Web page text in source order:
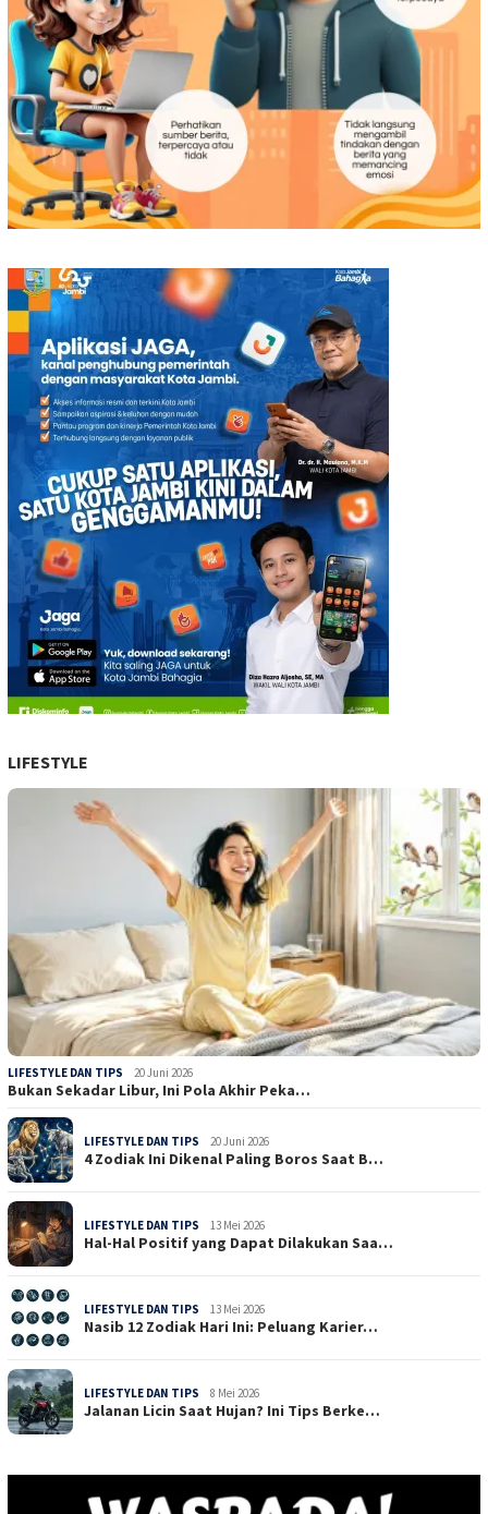
LIFESTYLE
LIFESTYLE DAN TIPS 20 Juni 2026
Bukan Sekadar Libur, Ini Pola Akhir Peka…
LIFESTYLE DAN TIPS 20 Juni 2026
4 Zodiak Ini Dikenal Paling Boros Saat B…
LIFESTYLE DAN TIPS 13 Mei 2026
Hal-Hal Positif yang Dapat Dilakukan Saa…
LIFESTYLE DAN TIPS 13 Mei 2026
Nasib 12 Zodiak Hari Ini: Peluang Karier…
LIFESTYLE DAN TIPS 8 Mei 2026
Jalanan Licin Saat Hujan? Ini Tips Berke…